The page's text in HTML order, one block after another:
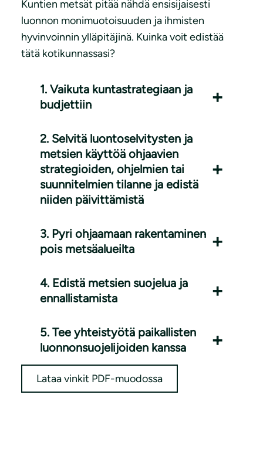
Kuntien metsät pitää nähdä ensisijaisesti
luonnon monimuotoisuuden ja ihmisten
hyvinvoinnin ylläpitäjinä. Kuinka voit edistää
tätä kotikunnassasi?
1. Vaikuta kuntastrategiaan ja
budjettiin
2. Selvitä luontoselvitysten ja
metsien käyttöä ohjaavien
strategioiden, ohjelmien tai
suunnitelmien tilanne ja edistä
niiden päivittämistä
3. Pyri ohjaamaan rakentaminen
pois metsäalueilta
4. Edistä metsien suojelua ja
ennallistamista
5. Tee yhteistyötä paikallisten
luonnonsuojelijoiden kanssa
Lataa vinkit PDF-muodossa